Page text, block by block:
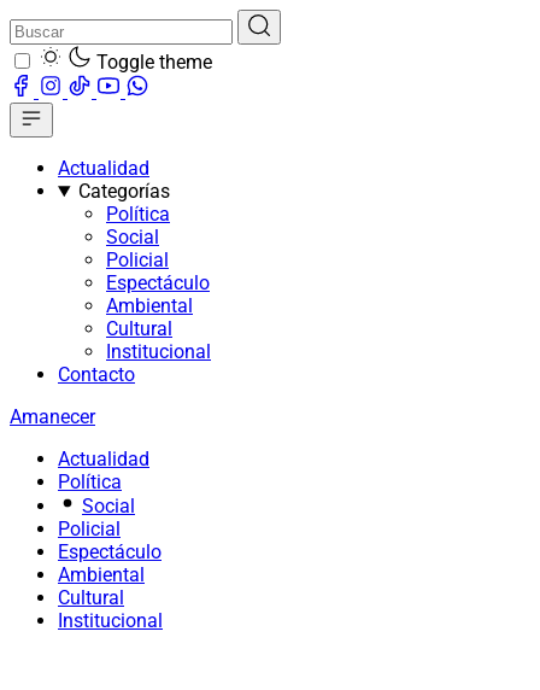
Toggle theme
Actualidad
Categorías
Política
Social
Policial
Espectáculo
Ambiental
Cultural
Institucional
Contacto
Amanecer
Actualidad
Política
Social
Policial
Espectáculo
Ambiental
Cultural
Institucional